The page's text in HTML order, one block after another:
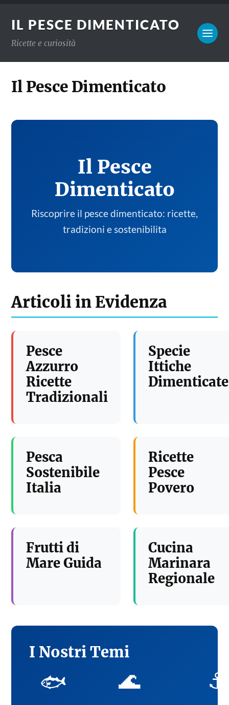
IL PESCE DIMENTICATO
Ricette e curiosità
Il Pesce Dimenticato
Il Pesce
Dimenticato
Riscoprire il pesce dimenticato: ricette,
tradizioni e sostenibilita
Articoli in Evidenza
Pesce
Azzurro
Ricette
Tradizionali
Specie
Ittiche
Dimenticate
Pesca
Sostenibile
Italia
Ricette
Pesce
Povero
Frutti di
Mare Guida
Cucina
Marinara
Regionale
I Nostri Temi
🐟 🌊 ⚓